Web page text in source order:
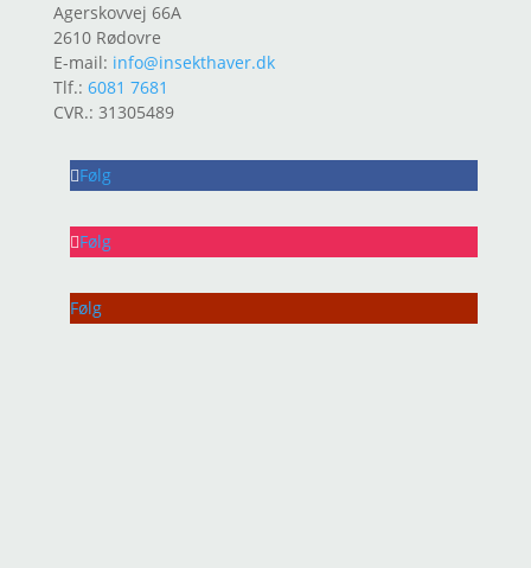
Agerskovvej 66A
2610 Rødovre
E-mail: info@insekthaver.dk
Tlf.: 6081 7681
CVR.: 31305489
Følg
Følg
Følg